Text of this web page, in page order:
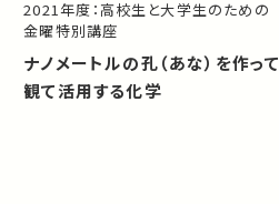
2021年度：高校生と大学生のための
金曜特別講座
ナノメートルの孔（あな）を作って
観て活用する化学